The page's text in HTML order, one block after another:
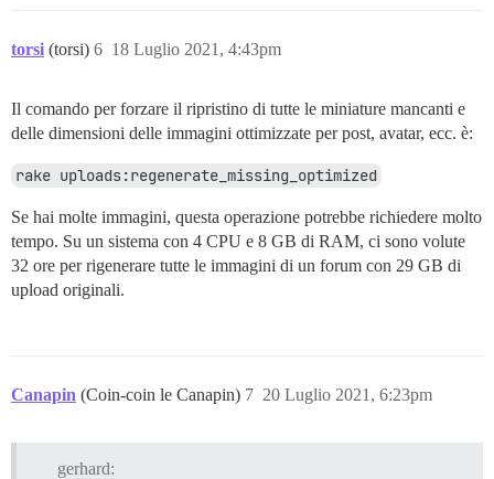
torsi (torsi) 18 Luglio 2021, 4:43pm
6
Il comando per forzare il ripristino di tutte le miniature mancanti e
delle dimensioni delle immagini ottimizzate per post, avatar, ecc. è:
rake uploads:regenerate_missing_optimized
Se hai molte immagini, questa operazione potrebbe richiedere molto
tempo. Su un sistema con 4 CPU e 8 GB di RAM, ci sono volute
32 ore per rigenerare tutte le immagini di un forum con 29 GB di
upload originali.
Canapin (Coin-coin le Canapin) 20 Luglio 2021, 6:23pm
7
gerhard: